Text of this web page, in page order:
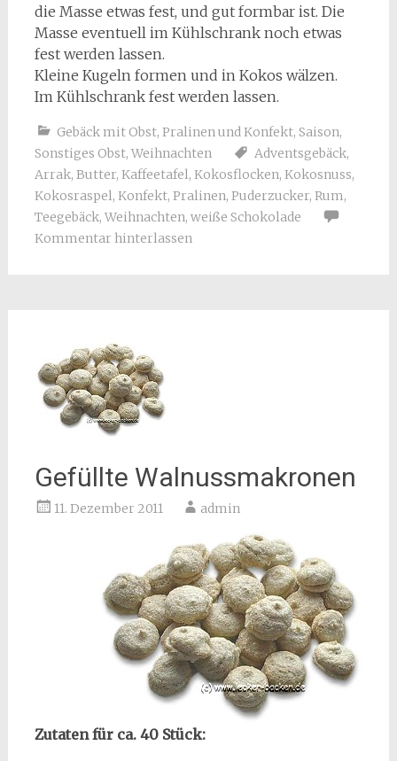
die Masse etwas fest, und gut formbar ist. Die
Masse eventuell im Kühlschrank noch etwas
fest werden lassen.
Kleine Kugeln formen und in Kokos wälzen.
Im Kühlschrank fest werden lassen.
Gebäck mit Obst, Pralinen und Konfekt, Saison,
Sonstiges Obst, Weihnachten Adventsgebäck,
Arrak, Butter, Kaffeetafel, Kokosflocken, Kokosnuss,
Kokosraspel, Konfekt, Pralinen, Puderzucker, Rum,
Teegebäck, Weihnachten, weiße Schokolade
Kommentar hinterlassen
Gefüllte Walnussmakronen
11. Dezember 2011 admin
Zutaten für ca. 40 Stück: